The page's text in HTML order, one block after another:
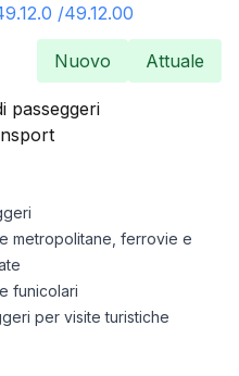
/49.12.00
Nuovo Attuale
passeggeri
metropolitane, ferrovie e
funicolari
per visite turistiche